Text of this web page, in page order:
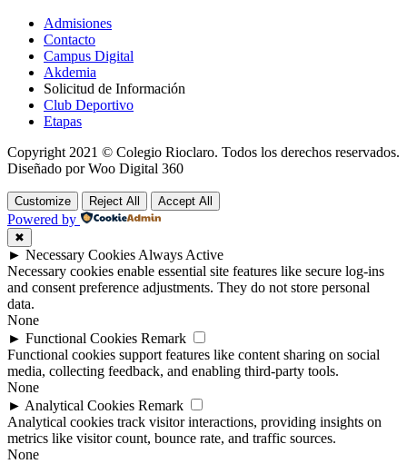
Admisiones
Contacto
Campus Digital
Akdemia
Solicitud de Información
Club Deportivo
Etapas
Copyright 2021 © Colegio Rioclaro. Todos los derechos reservados.
Diseñado por Woo Digital 360
Customize Reject All Accept All
Powered by
✖
► Necessary CookiesAlways Active
Necessary cookies enable essential site features like secure log-ins
and consent preference adjustments. They do not store personal
data.
None
► Functional Cookies Remark
Functional cookies support features like content sharing on social
media, collecting feedback, and enabling third-party tools.
None
► Analytical Cookies Remark
Analytical cookies track visitor interactions, providing insights on
metrics like visitor count, bounce rate, and traffic sources.
None